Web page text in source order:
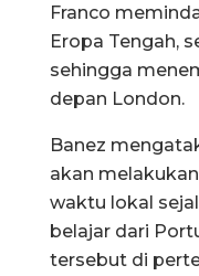
Franco
Eropa Tengah,
sehingga
depan London.
Banez
akan
waktu lokal
belajar dari
tersebut di